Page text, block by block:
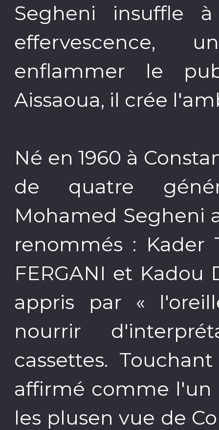
Segheni insuffle
effervescence,
enflammer le
Aissaoua, il crée
Né en 1960 à
de quatre
Mohamed Segheni
renommés : Kader
FERGANI et Kadou
appris par «
nourrir
cassettes.
affirmé comme l'un
les plusen vue de